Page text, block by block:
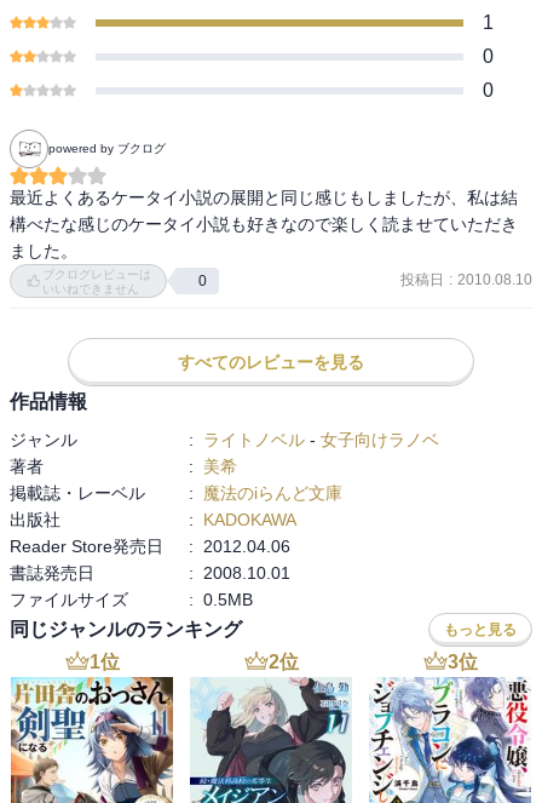
1
0
0
powered by ブクログ
最近よくあるケータイ小説の展開と同じ感じもしましたが、私は結
構べたな感じのケータイ小説も好きなので楽しく読ませていただき
ました。
ブクログレビューは
いいねできません
0 投稿日 : 2010.08.10
すべてのレビューを見る
作品情報
ジャンル : ライトノベル - 女子向けラノベ
著者
:
美希
掲載誌・レーベル
:
魔法のiらんど文庫
出版社
:
KADOKAWA
Reader Store発売日
:
2012.04.06
書誌発売日
:
2008.10.01
ファイルサイズ
: 0.5MB
同じジャンルのランキング もっと見る
1位 2位 3位